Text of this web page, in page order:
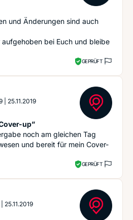
und Änderungen sind auch
bei Euch und bleibe
GEPRÜFT
25.11.2019
up”
noch am gleichen Tag
und bereit für mein Cover-
GEPRÜFT
25.11.2019